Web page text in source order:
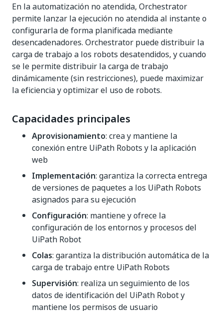
En la automatización no atendida, Orchestrator
permite lanzar la ejecución no atendida al instante o
configurarla de forma planificada mediante
desencadenadores. Orchestrator puede distribuir la
carga de trabajo a los robots desatendidos, y cuando
se le permite distribuir la carga de trabajo
dinámicamente (sin restricciones), puede maximizar
la eficiencia y optimizar el uso de robots.
Capacidades principales
Aprovisionamiento: crea y mantiene la
conexión entre UiPath Robots y la aplicación
web
Implementación: garantiza la correcta entrega
de versiones de paquetes a los UiPath Robots
asignados para su ejecución
Configuración: mantiene y ofrece la
configuración de los entornos y procesos del
UiPath Robot
Colas: garantiza la distribución automática de la
carga de trabajo entre UiPath Robots
Supervisión: realiza un seguimiento de los
datos de identificación del UiPath Robot y
mantiene los permisos de usuario